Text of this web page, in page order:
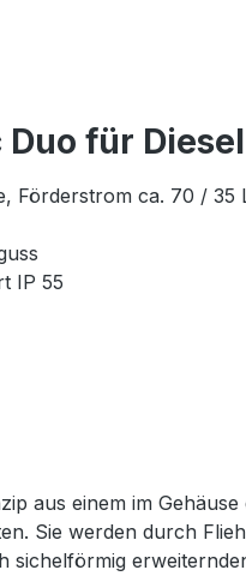
für
Förderstrom ca. 70 / 35
IP 55
aus einem im
Sie werden durch
sichelförmig